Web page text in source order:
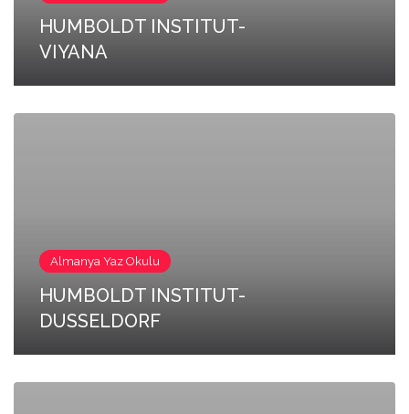
HUMBOLDT INSTITUT-
VIYANA
Almanya Yaz Okulu
HUMBOLDT INSTITUT-
DUSSELDORF